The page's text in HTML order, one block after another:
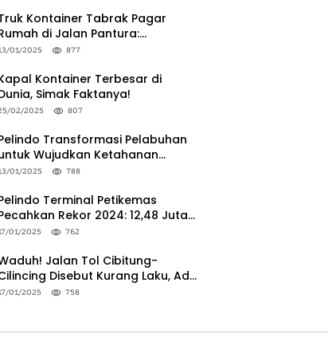
Kontainer Tabrak Pagar
di Jalan Pantura:
dan Langkah
01/2025 877
Kontainer Terbesar di
Simak Faktanya!
02/2025 807
Transformasi Pelabuhan
Wujudkan Ketahanan
dan Daya Saing Global
01/2025 788
Terminal Petikemas
Rekor 2024: 12,48 Juta
Bukti Keunggulan Logistik
01/2025 762
Jalan Tol Cibitung-
Disebut Kurang Laku, Ada
01/2025 758